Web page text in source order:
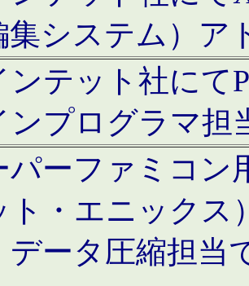
集システム）ア
ンテット社にて
ンプログラマ担
パーファミコン
ト・エニックス
データ圧縮担当